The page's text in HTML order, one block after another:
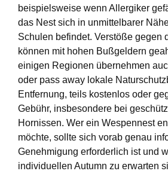
beispielsweise wenn Allergiker
das Nest sich in unmittelbarer
Schulen befindet. Verstöße gegen
können mit hohen Bußgeldern
einigen Regionen übernehmen
oder pass away lokale
Entfernung, teils kostenlos oder
Gebühr, insbesondere bei
Hornissen. Wer ein Wespennest
möchte, sollte sich vorab genau
Genehmigung erforderlich ist und
individuellen Autumn zu erwarten